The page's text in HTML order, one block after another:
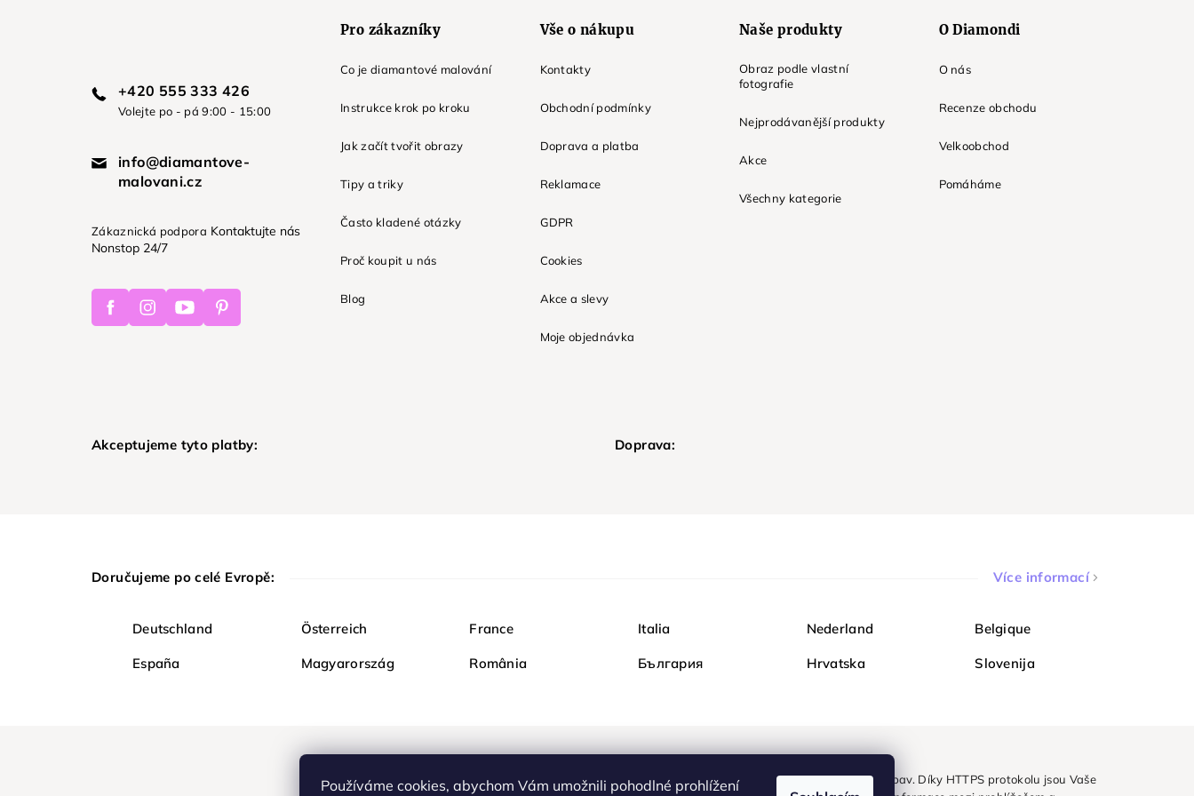
Používáme cookies, abychom Vám umožnili pohodlné prohlížení
+420 555 333 426
Volejte po - pá 9:00 - 15:00
info@diamantove-
malovani.cz
Zákaznická podpora Kontaktujte nás
Nonstop 24/7
FacebookInstagramYoutubePinterest
Pro zákazníky
Co je diamantové malování
Instrukce krok po kroku
Jak začít tvořit obrazy
Tipy a triky
Často kladené otázky
Proč koupit u nás
Blog
Vše o nákupu
Kontakty
Obchodní podmínky
Doprava a platba
Reklamace
GDPR
Cookies
Akce a slevy
Moje objednávka
Naše produkty
Obraz podle vlastní
fotografie
Nejprodávanější produkty
Akce
Všechny kategorie
O Diamondi
O nás
Recenze obchodu
Velkoobchod
Pomáháme
Akceptujeme tyto platby: Doprava:
Doručujeme po celé Evropě: Více informací
Deutschland Österreich France Italia Nederland Belgique
España Magyarország România България Hrvatska Slovenija
Nakupujte na Diamondi bezpečně a bez obav. Díky HTTPS protokolu jsou Vaše